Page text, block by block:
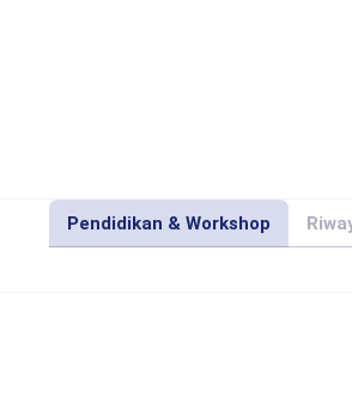
Pendidikan & Workshop